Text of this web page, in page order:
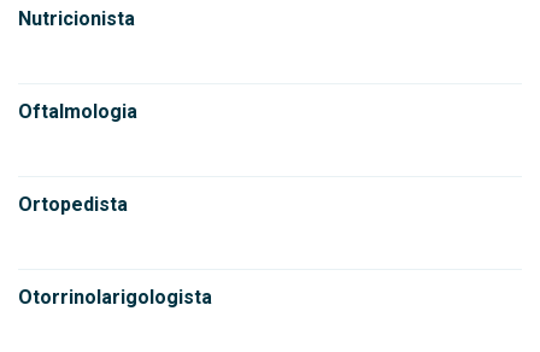
Nutricionista
Oftalmologia
Ortopedista
Otorrinolarigologista